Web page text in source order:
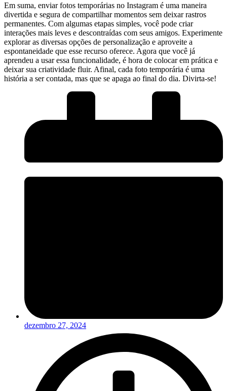
Em ⁤suma,⁢ enviar fotos temporárias no Instagram é uma maneira
divertida e segura de compartilhar momentos sem deixar rastros
permanentes. Com algumas etapas simples, você pode criar
interações mais leves e⁣ descontraídas com seus amigos. Experimente
explorar as diversas ​opções de personalização e‌ aproveite a
espontaneidade que esse recurso oferece. Agora que você já
aprendeu a‌ usar essa funcionalidade, é hora de colocar em prática e
deixar ‍sua criatividade fluir. Afinal, cada foto ‌temporária é uma
história a ser contada, mas que se apaga ao final do dia. Divirta-se!
dezembro 27, 2024